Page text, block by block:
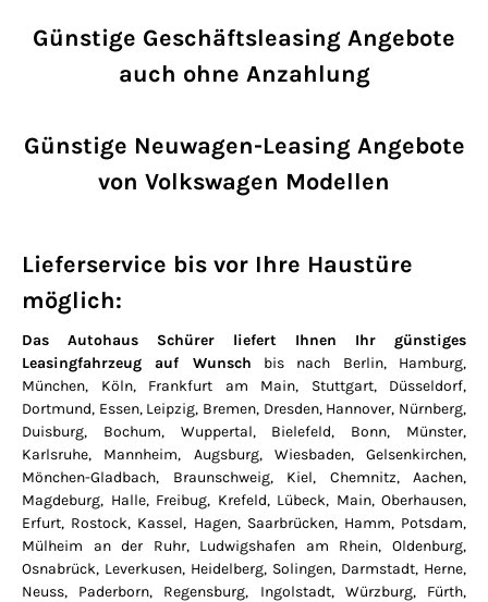
Günstige Geschäftsleasing Angebote
auch ohne Anzahlung
Günstige Neuwagen-Leasing Angebote
von Volkswagen Modellen
Lieferservice bis vor Ihre Haustüre
möglich:
Das Autohaus Schürer liefert Ihnen Ihr günstiges
Leasingfahrzeug auf Wunsch bis nach Berlin, Hamburg,
München, Köln, Frankfurt am Main, Stuttgart, Düsseldorf,
Dortmund, Essen, Leipzig, Bremen, Dresden, Hannover, Nürnberg,
Duisburg, Bochum, Wuppertal, Bielefeld, Bonn, Münster,
Karlsruhe, Mannheim, Augsburg, Wiesbaden, Gelsenkirchen,
Mönchen-Gladbach, Braunschweig, Kiel, Chemnitz, Aachen,
Magdeburg, Halle, Freibug, Krefeld, Lübeck, Main, Oberhausen,
Erfurt, Rostock, Kassel, Hagen, Saarbrücken, Hamm, Potsdam,
Mülheim an der Ruhr, Ludwigshafen am Rhein, Oldenburg,
Osnabrück, Leverkusen, Heidelberg, Solingen, Darmstadt, Herne,
Neuss, Paderborn, Regensburg, Ingolstadt, Würzburg, Fürth,